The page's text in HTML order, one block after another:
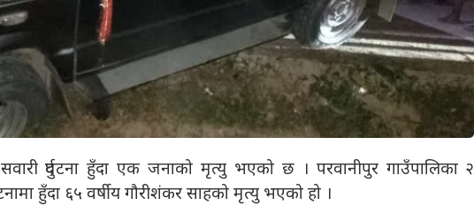
सवारी दुर्घटना हुँदा एक जनाको मृत्यु भएको छ । परवानीपुर गाउँपालिका २
हुँदा ६५ वर्षीय गौरीशंकर साहको मृत्यु भएको हो ।